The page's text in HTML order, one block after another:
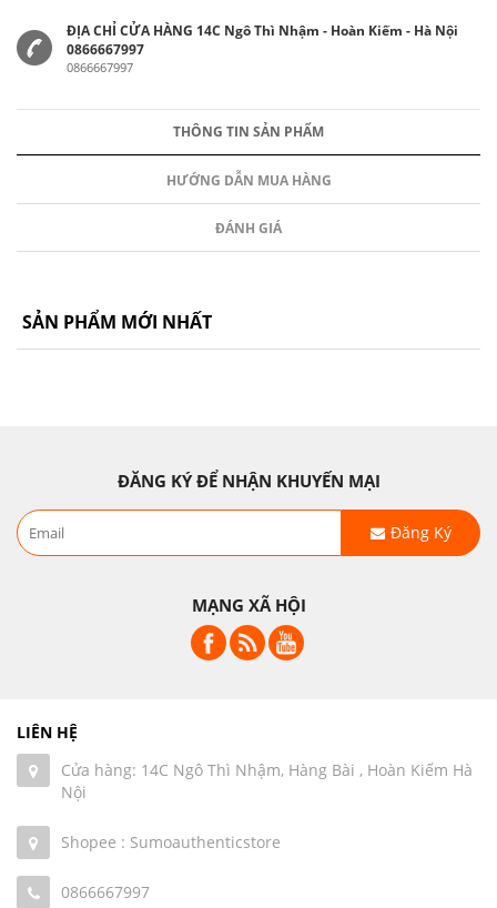
ĐỊA CHỈ CỬA HÀNG 14C Ngô Thì Nhậm - Hoàn Kiếm - Hà Nội
0866667997
0866667997
THÔNG TIN SẢN PHẨM
HƯỚNG DẪN MUA HÀNG
ĐÁNH GIÁ
SẢN PHẨM MỚI NHẤT
ĐĂNG KÝ ĐỂ NHẬN KHUYẾN MẠI
Đăng Ký
MẠNG XÃ HỘI
LIÊN HỆ
Cửa hàng: 14C Ngô Thì Nhậm, Hàng Bài , Hoàn Kiếm Hà
Nội
Shopee : Sumoauthenticstore
0866667997